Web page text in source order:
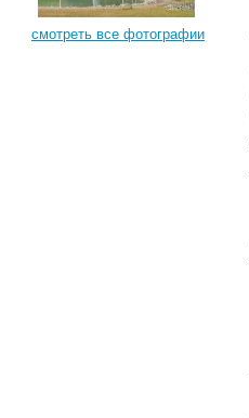
смотреть все фотографии